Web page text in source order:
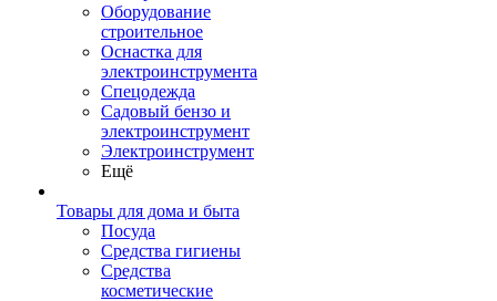
Оборудование
строительное
Оснастка для
электроинструмента
Спецодежда
Садовый бензо и
электроинструмент
Электроинструмент
Ещё
Товары для дома и быта
Посуда
Средства гигиены
Средства
косметические